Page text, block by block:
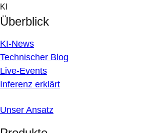
Skip
to
content
KI
Überblick
KI-News
Technischer Blog
Live-Events
Inferenz erklärt
Unser Ansatz